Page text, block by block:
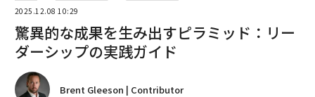
2025.12.08 10:29
驚異的な成果を生み出すピラミッド：リー
ダーシップの実践ガイド
Brent Gleeson | Contributor